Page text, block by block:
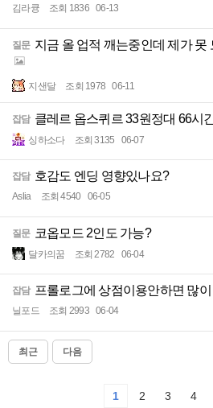
김라큥 조회 1836 06-13
질문 지금 올 업적 깨는중인데 제가 못
지샌달 조회 1978 06-11
잡담 클레르 옵스퀴르 33원정대 66시
싱하소다 조회 3135 06-07
잡담 호감도 엔딩 영향있나요?
Aslia 조회 4540 06-05
질문 코옵모드 2인도 가능?
달카의꿈 조회 2782 06-04
잡담 프롤로그에 상점이용안하면 많
닐포드 조회 2993 06-04
최근 다음
1 2 3 4